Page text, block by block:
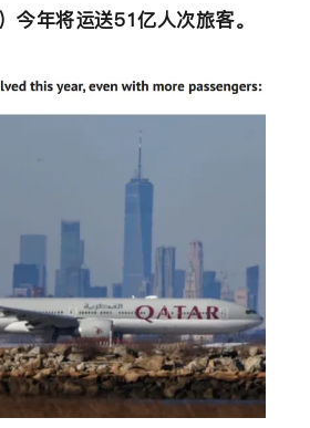
今年将运送51亿人次旅客。